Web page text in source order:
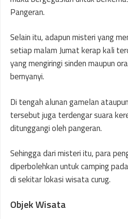
Pangeran.
Selain itu, adapun misteri yang
setiap malam Jumat kerap kali
yang mengiringi sinden maupun
bernyanyi.
Di tengah alunan gamelan
tersebut juga terdengar suara
ditunggangi oleh pangeran.
Sehingga dari misteri itu, para
diperbolehkan untuk camping
di sekitar lokasi wisata curug.
Objek Wisata